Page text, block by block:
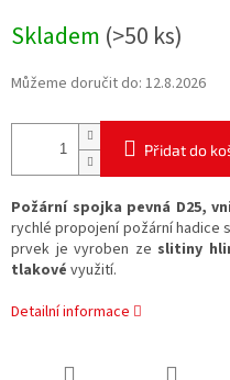
cena:
Skladem (>50 ks)
Můžeme doručit do: 12.8.2026
Přidat do
Požární spojka pevná D25,
rychlé propojení požární hadice
prvek je vyroben ze slitiny
tlakové využití.
Detailní informace